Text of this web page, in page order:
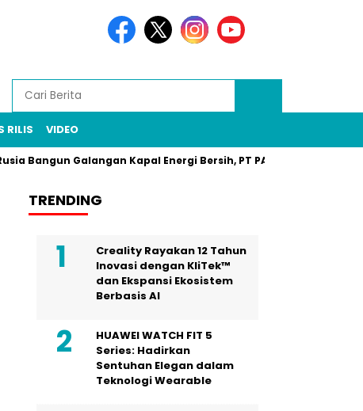
RILIS VIDEO
Galangan Kapal Energi Bersih, PT PAL Jadi Pilar
TRENDING
Creality Rayakan 12 Tahun
Inovasi dengan KliTek™
dan Ekspansi Ekosistem
Berbasis AI
HUAWEI WATCH FIT 5
Series: Hadirkan
Sentuhan Elegan dalam
Teknologi Wearable